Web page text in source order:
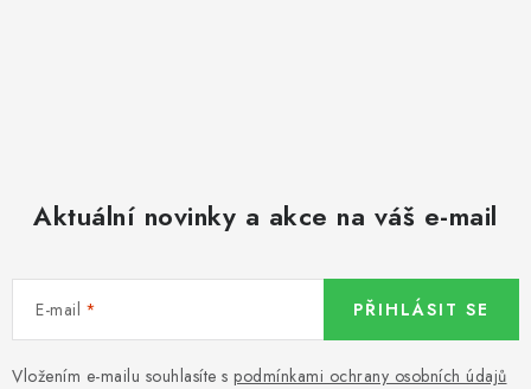
Aktuální novinky a akce na váš e-mail
E-mail
Vložením e-mailu souhlasíte s podmínkami ochrany osobních údajů
PŘIHLÁSIT SE